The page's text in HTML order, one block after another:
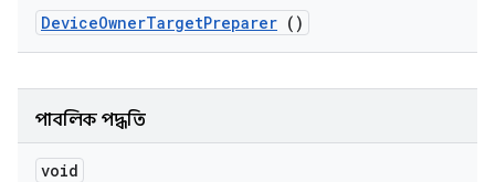
DeviceOwnerTargetPreparer ()
পাবলিক পদ্ধতি
void